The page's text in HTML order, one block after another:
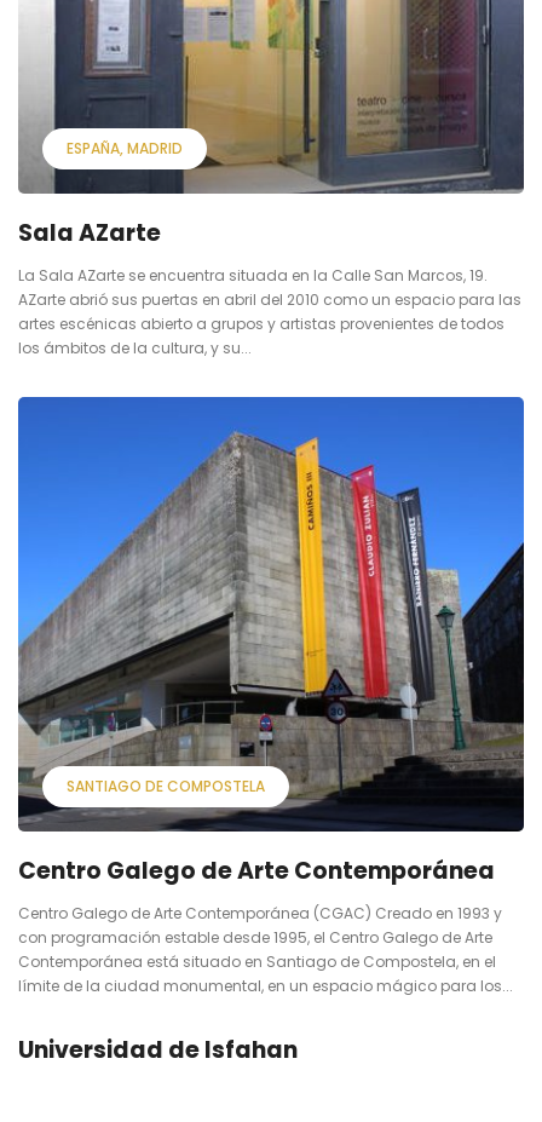
ESPAÑA MADRID
Sala AZarte
La Sala AZarte se encuentra situada en la Calle San Marcos, 19.
AZarte abrió sus puertas en abril del 2010 como un espacio para las
artes escénicas abierto a grupos y artistas provenientes de todos
los ámbitos de la cultura, y su...
SANTIAGO DE COMPOSTELA
Centro Galego de Arte Contemporánea
Centro Galego de Arte Contemporánea (CGAC) Creado en 1993 y
con programación estable desde 1995, el Centro Galego de Arte
Contemporánea está situado en Santiago de Compostela, en el
límite de la ciudad monumental, en un espacio mágico para los...
Universidad de Isfahan